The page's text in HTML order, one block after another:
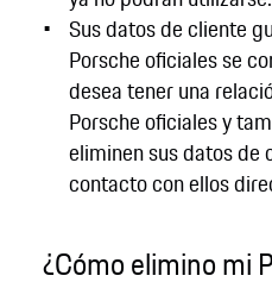
Sus datos de cliente
Porsche oficiales se
desea tener una
Porsche oficiales y
eliminen sus datos de
contacto con ellos
¿Cómo elimino mi